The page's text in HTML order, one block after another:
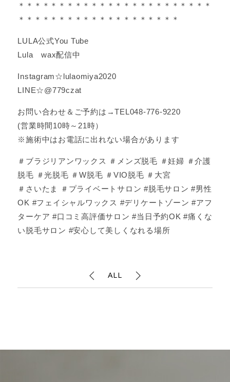
＊＊＊＊＊＊＊＊＊＊＊＊＊＊＊＊＊＊＊＊＊＊＊＊
＊＊＊＊＊＊＊＊＊＊＊＊＊＊＊＊＊＊＊＊
LULA公式You Tube
Lula wax配信中
Instagram☆lulaomiya2020
LINE☆@779czat
お問い合わせ＆ご予約は→TEL048-776-9220
(営業時間10時～21時）
※施術中はお電話に出れない場合があります
＃ブラジリアンワックス ＃メンズ脱毛 ＃妊婦 ＃介護
脱毛 ＃光脱毛 ＃W脱毛 ＃VIO脱毛 ＃大宮
＃さいたま ＃プライベートサロン #脱毛サロン #男性
OK #フェイシャルワックス #デリケートゾーン #アフ
ターケア #口コミ高評価サロン #当日予約OK #痛くな
い脱毛サロン #安心して美しくなれる場所
ALL